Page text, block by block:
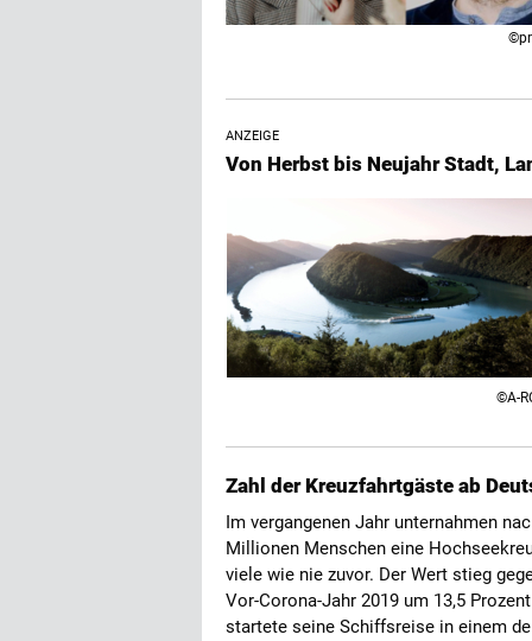
ANZEIGE
Von Herbst bis Neujahr Stadt,
©A-
Zahl der Kreuzfahrtgäste ab
Im vergangenen Jahr unternahmen
Millionen Menschen eine
viele wie nie zuvor. Der Wert stieg
Vor-Corona-Jahr 2019 um 13,5
startete seine Schiffsreise in einem